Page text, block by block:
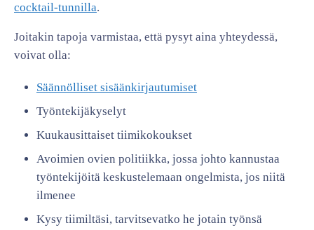
cocktail-tunnilla.
Joitakin tapoja varmistaa, että pysyt aina yhteydessä,
voivat olla:
Säännölliset sisäänkirjautumiset
Työntekijäkyselyt
Kuukausittaiset tiimikokoukset
Avoimien ovien politiikka, jossa johto kannustaa
työntekijöitä keskustelemaan ongelmista, jos niitä
ilmenee
Kysy tiimiltäsi, tarvitsevatko he jotain työnsä